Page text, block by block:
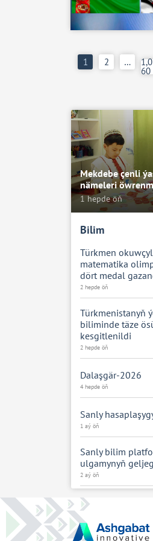
1 2 … 1,0
60
Mekdebe çenli
nämeleri
1 hepde öň
Bilim
Türkmen
matematika
dört medal
2 hepde öň
Türkmenistanyň
biliminde täze
kesgitlenildi
2 hepde öň
Dalaşgär-2026
4 hepde öň
Sanly
1 aý öň
Sanly bilim
ulgamynyň
2 aý öň
Zehinli mekdep
innowasion
saýlanyp alyndy
2 aý öň